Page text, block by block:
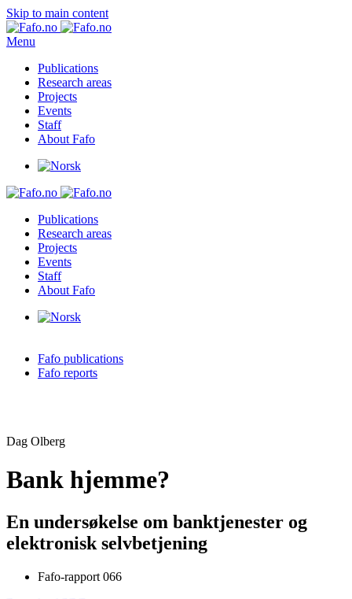
Skip to main content
Menu
Publications
Research areas
Projects
Events
Staff
About Fafo
Publications
Research areas
Projects
Events
Staff
About Fafo
Fafo publications
Fafo reports
Dag Olberg
Bank hjemme?
En undersøkelse om banktjenester og
elektronisk selvbetjening
Fafo-rapport 066